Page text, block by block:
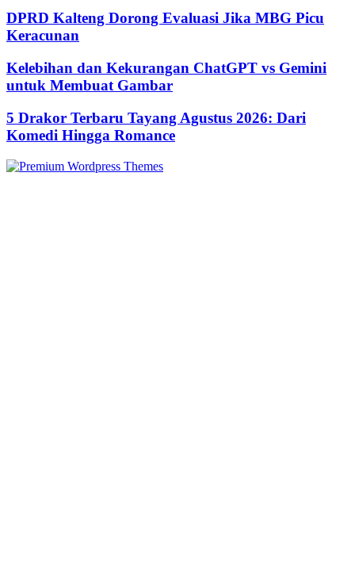
DPRD Kalteng Dorong Evaluasi Jika MBG Picu
Keracunan
Kelebihan dan Kekurangan ChatGPT vs Gemini
untuk Membuat Gambar
5 Drakor Terbaru Tayang Agustus 2026: Dari
Komedi Hingga Romance